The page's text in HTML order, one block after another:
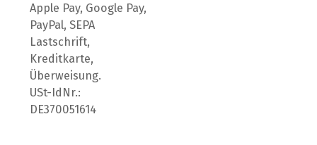
Apple Pay, Google Pay,
PayPal, SEPA
Lastschrift,
Kreditkarte,
Überweisung.
USt-IdNr.:
DE370051614